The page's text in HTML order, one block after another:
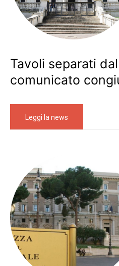
Tavoli separati
comunicato
Leggi la news